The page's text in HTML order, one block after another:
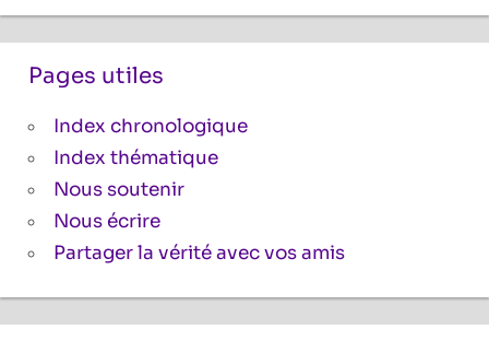
Pages utiles
Index chronologique
Index thématique
Nous soutenir
Nous écrire
Partager la vérité avec vos amis